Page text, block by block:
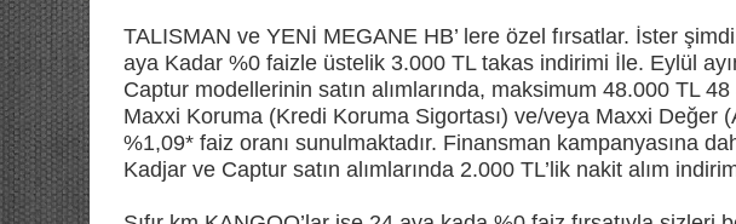
TALISMAN ve YENİ MEGANE HB’ lere özel fırsatlar. İster
aya Kadar %0 faizle üstelik 3.000 TL takas indirimi İle. Eylül
Captur modellerinin satın alımlarında, maksimum 48.000 TL
Maxxi Koruma (Kredi Koruma Sigortası) ve/veya Maxxi Değer
%1,09* faiz oranı sunulmaktadır. Finansman kampanyasına
Kadjar ve Captur satın alımlarında 2.000 TL’lik nakit alım